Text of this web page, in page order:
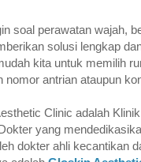
soal perawatan wajah,
solusi lengkap
kita untuk memilih
nomor antrian ataupun
Clinic adalah
yang
dokter ahli kecantikan